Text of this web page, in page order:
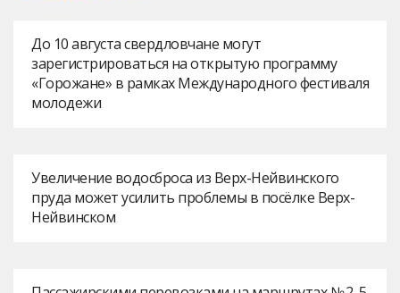
До 10 августа свердловчане могут
зарегистрироваться на открытую программу
«Горожане» в рамках Международного фестиваля
молодежи
Увеличение водосброса из Верх-Нейвинского
пруда может усилить проблемы в посёлке Верх-
Нейвинском